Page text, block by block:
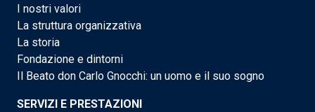
I nostri valori
La struttura organizzativa
La storia
Fondazione e dintorni
Il Beato don Carlo Gnocchi: un uomo e il suo sogno
SERVIZI E PRESTAZIONI